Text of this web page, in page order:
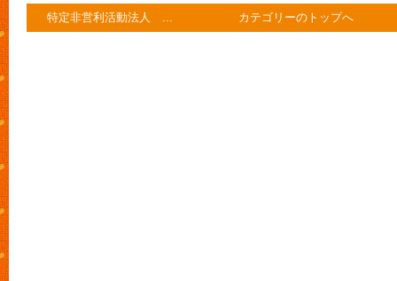
特定非営利活動法人 ... カテゴリーのトップへ